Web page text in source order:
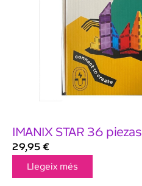
IMANIX STAR 36 piezas
29,95 €
Llegeix més